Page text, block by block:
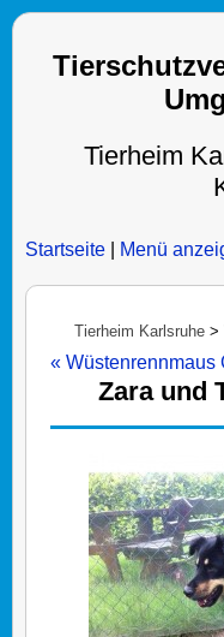
Tierheim
Startseite Menü
Tierheim Karlsruhe >
« Wüstenrennmaus
Zara und